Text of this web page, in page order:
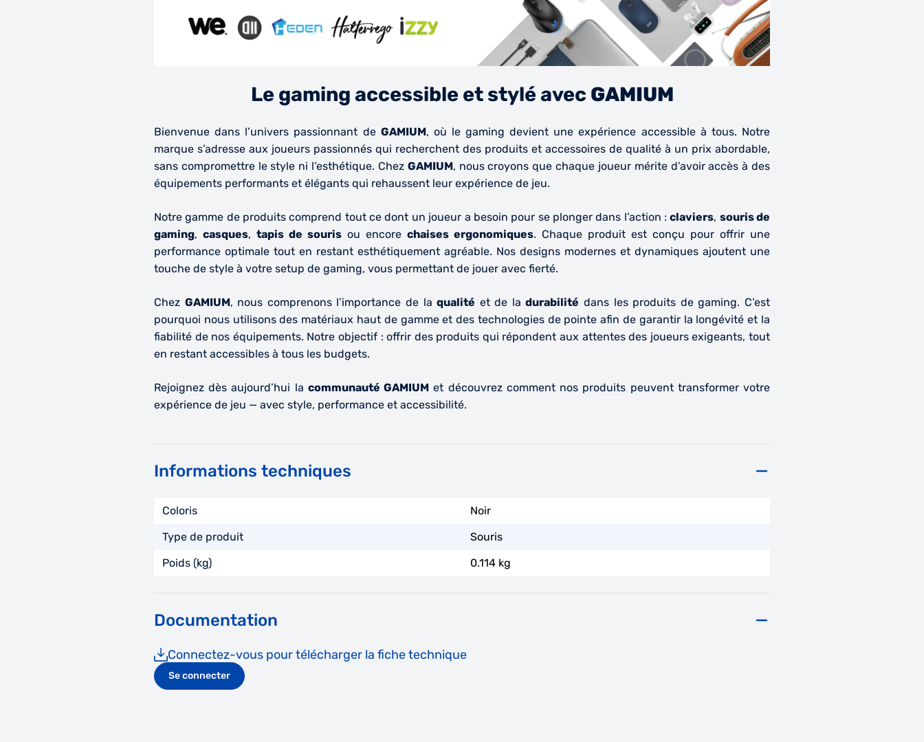
Le gaming accessible et stylé avec GAMIUM
Bienvenue dans l’univers passionnant de GAMIUM, où le gaming devient une expérience accessible à tous. Notre
marque s’adresse aux joueurs passionnés qui recherchent des produits et accessoires de qualité à un prix abordable,
sans compromettre le style ni l’esthétique. Chez GAMIUM, nous croyons que chaque joueur mérite d’avoir accès à des
équipements performants et élégants qui rehaussent leur expérience de jeu.
Notre gamme de produits comprend tout ce dont un joueur a besoin pour se plonger dans l’action :claviers, souris de
gaming, casques, tapis de souris ou encore chaises ergonomiques. Chaque produit est conçu pour offrir une
performance optimale tout en restant esthétiquement agréable. Nos designs modernes et dynamiques ajoutent une
touche de style à votre setup de gaming, vous permettant de jouer avec fierté.
Chez GAMIUM, nous comprenons l’importance de laqualité et de ladurabilité dans les produits de gaming. C’est
pourquoi nous utilisons des matériaux haut de gamme et des technologies de pointe afin de garantir la longévité et la
fiabilité de nos équipements. Notre objectif : offrir des produits qui répondent aux attentes des joueurs exigeants, tout
en restant accessibles à tous les budgets.
Rejoignez dès aujourd’hui la communauté GAMIUM et découvrez comment nos produits peuvent transformer votre
expérience de jeu — avec style, performance et accessibilité.
Informations techniques
Coloris
Noir
Type de produit
Souris
Poids (kg)
0.114 kg
Documentation
Connectez-vous pour télécharger la fiche technique
Se connecter